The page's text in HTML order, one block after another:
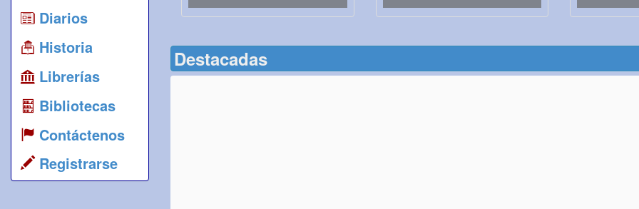
Diarios
Historia
Librerías
Bibliotecas
Contáctenos
Registrarse
Destacadas